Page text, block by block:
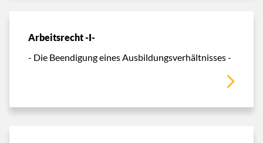
Arbeitsrecht -I-
- Die Beendigung eines Ausbildungsverhältnisses -